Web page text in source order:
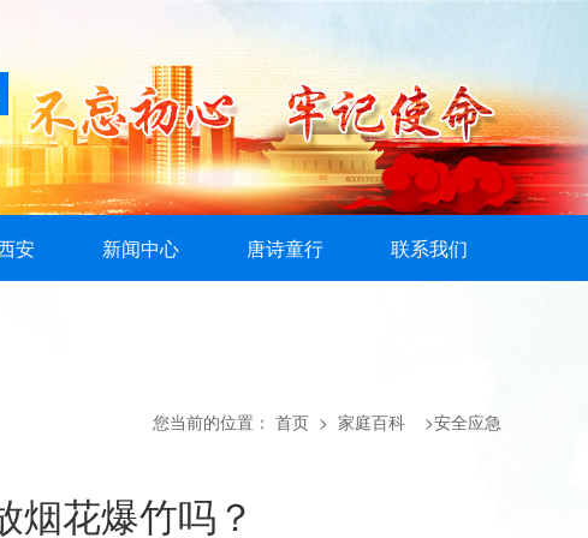
安 新闻中心 唐诗童行 联系我们
您当前的位置： 首页 > 家庭百科 >安全应急
烟花爆竹吗？